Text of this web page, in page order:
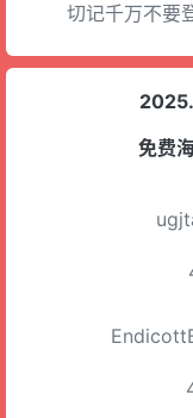
切记千万不要
免费